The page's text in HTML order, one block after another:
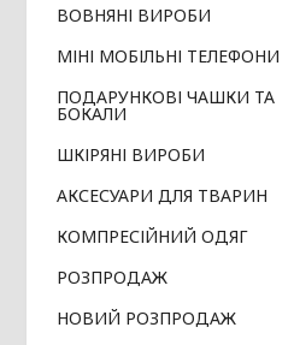
ВОВНЯНІ ВИРОБИ
МІНІ МОБІЛЬНІ ТЕЛЕФОНИ
ПОДАРУНКОВІ ЧАШКИ ТА
БОКАЛИ
ШКІРЯНІ ВИРОБИ
АКСЕСУАРИ ДЛЯ ТВАРИН
КОМПРЕСІЙНИЙ ОДЯГ
РОЗПРОДАЖ
НОВИЙ РОЗПРОДАЖ